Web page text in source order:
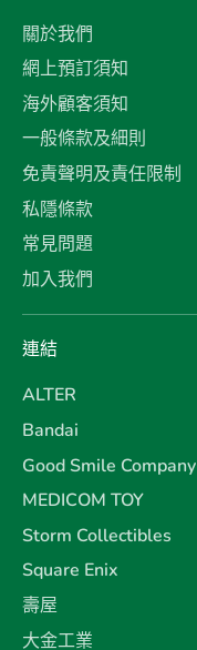
關於我們
網上預訂須知
海外顧客須知
一般條款及細則
免責聲明及責任限制
私隱條款
常見問題
加入我們
連結
ALTER
Bandai
Good Smile Company
MEDICOM TOY
Storm Collectibles
Square Enix
壽屋
大金工業